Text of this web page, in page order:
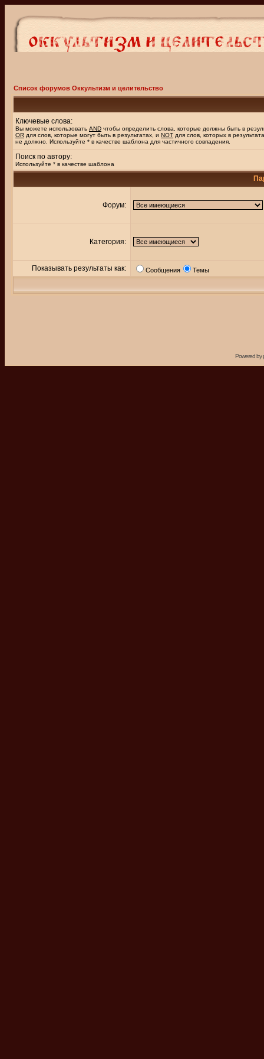
Список форумов Оккультизм и целительство
Ключевые слова:
Вы можете использовать AND чтобы определить слова, которые должны быть в
OR для слов, которые могут быть в результатах, и NOT для слов, которых в
не должно. Используйте * в качестве шаблона для частичного совпадения.
Поиск по автору:
Используйте * в качестве шаблона
Форум:
Категория:
Показывать результаты как: Сообщения Темы
Powered by